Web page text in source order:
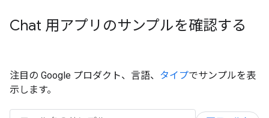
Chat 用アプリのサンプルを確認する
注目の Google プロダクト、言語、 タイプでサンプルを表
示します。